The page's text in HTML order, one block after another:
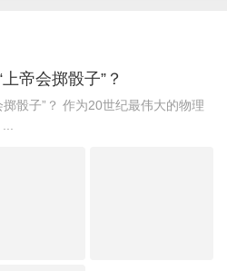
帝会掷骰子”？
骰子”？ 作为20世纪最伟大的物理